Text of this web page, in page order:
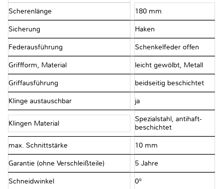
Scherenlänge 180 mm
Sicherung Haken
Federausführung Schenkelfeder offen
Griffform, Material leicht gewölbt, Metall
Griffausführung beidseitig beschichtet
Klinge austauschbar ja
Klingen Material
Spezialstahl, antihaft-
beschichtet
max. Schnittstärke 10 mm
Garantie (ohne Verschleißteile) 5 Jahre
Schneidwinkel 0°